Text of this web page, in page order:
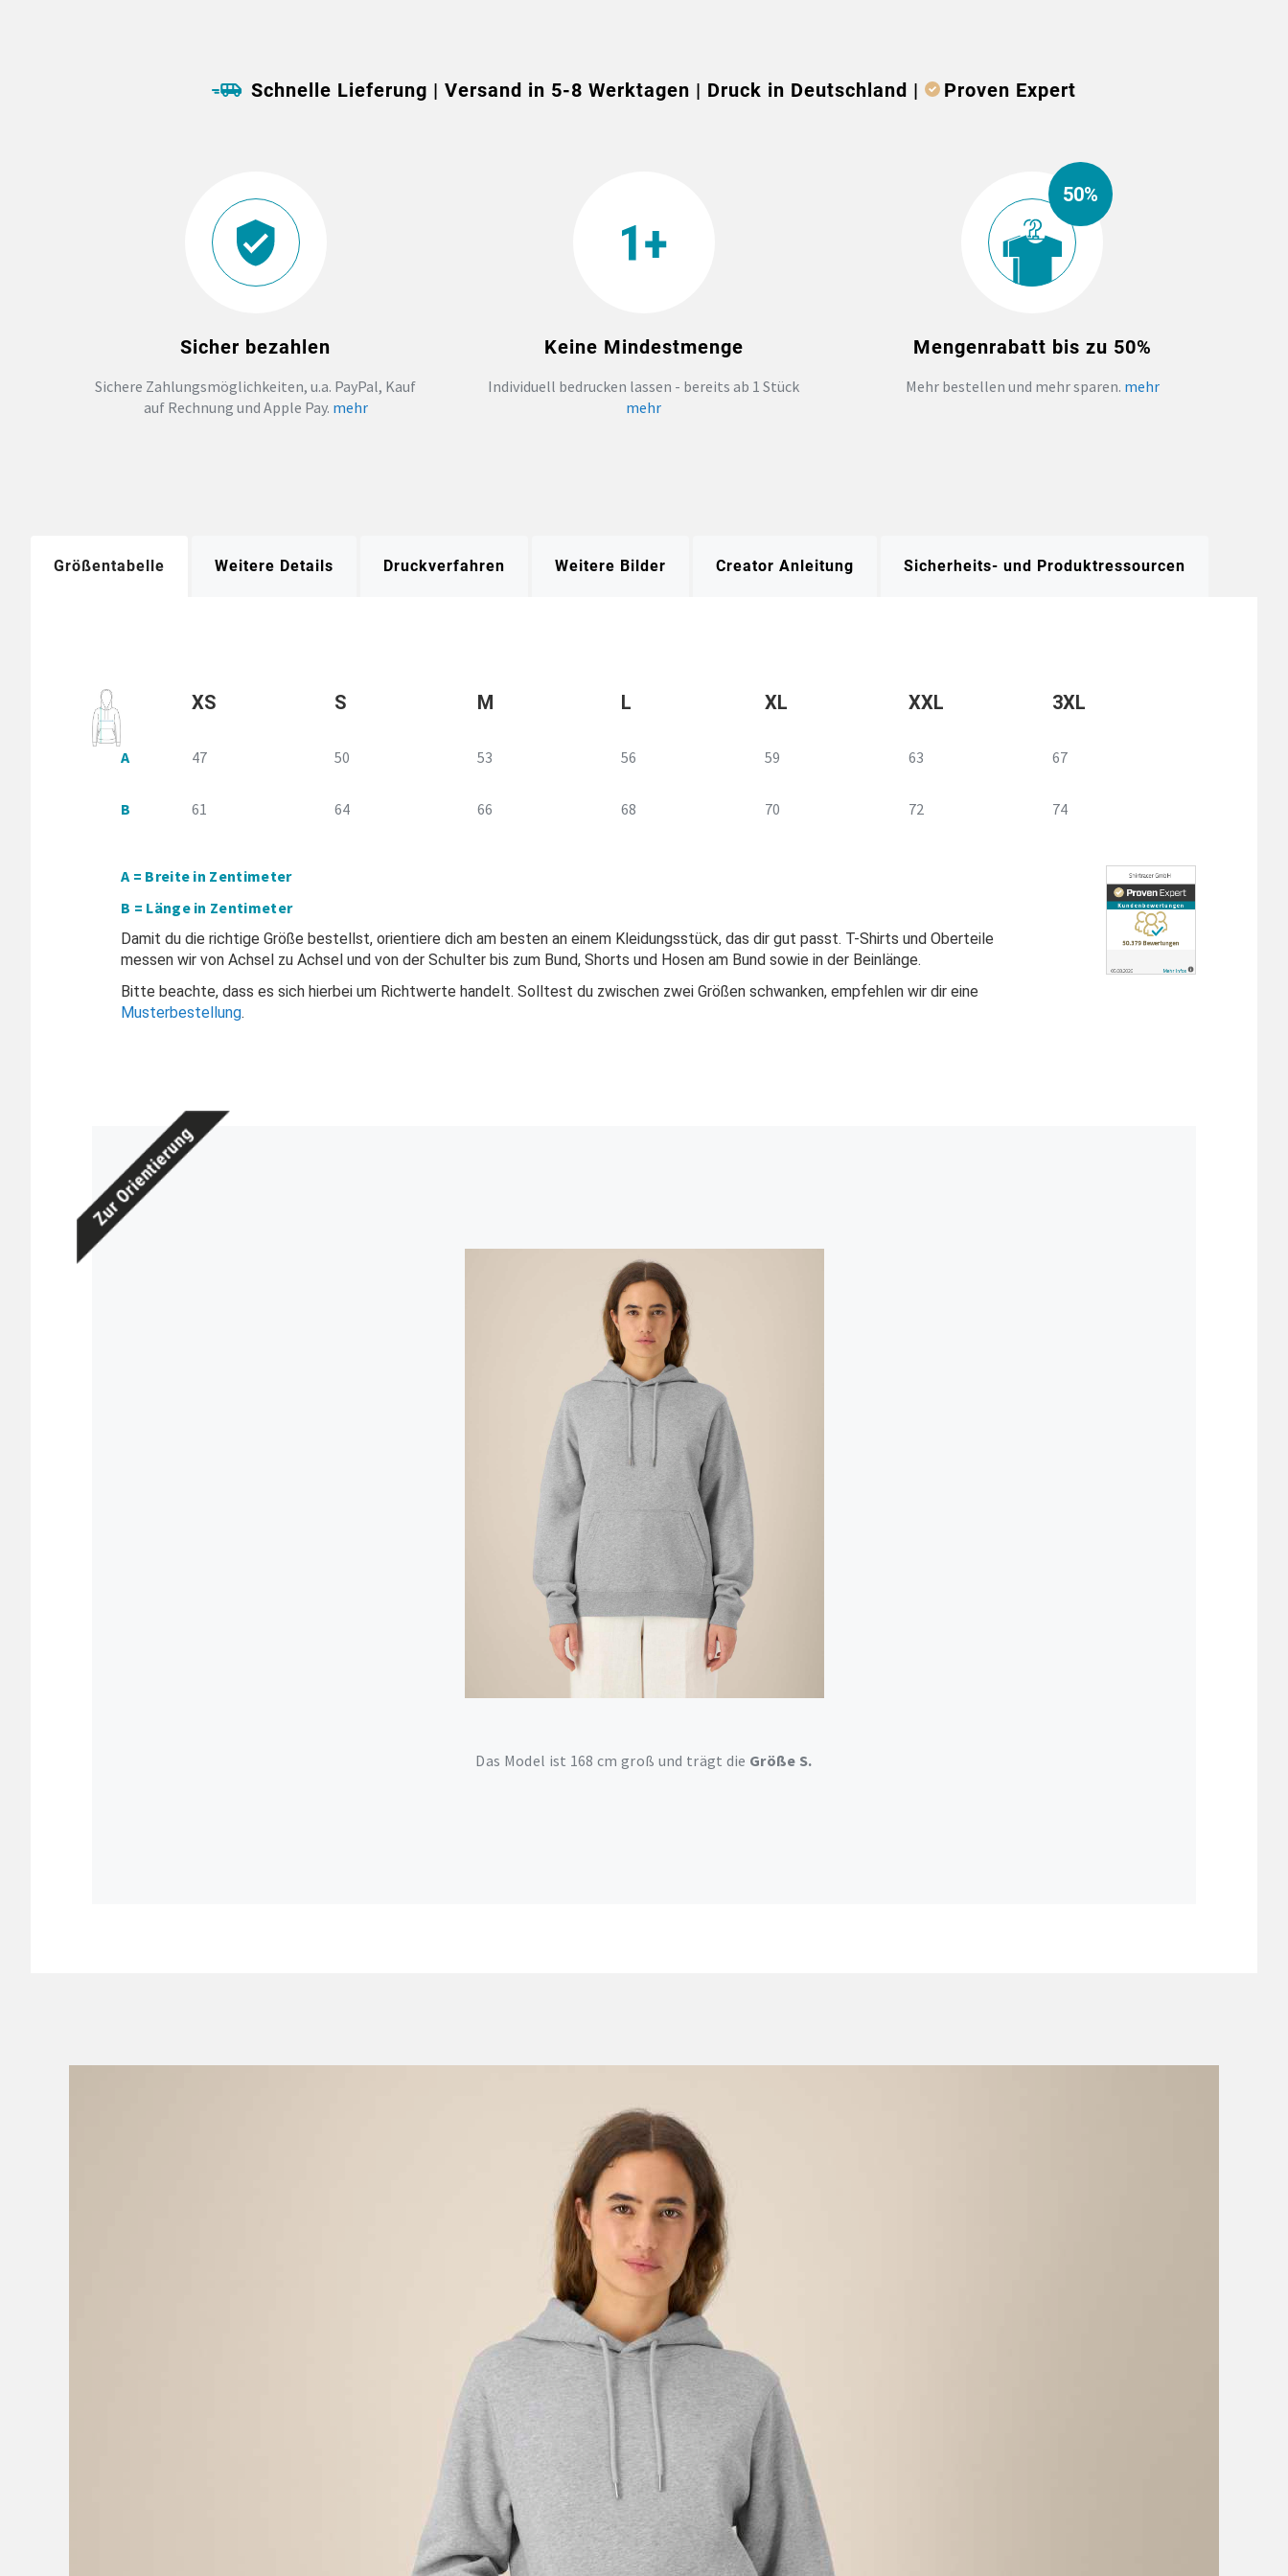
Schnelle Lieferung | Versand in 5-8 Werktagen | Druck in Deutschland | Proven Expert
Sicher bezahlen
Sichere Zahlungsmöglichkeiten, u.a. PayPal, Kauf
auf Rechnung und Apple Pay. mehr
Keine Mindestmenge
Individuell bedrucken lassen - bereits ab 1 Stück
mehr
50%
Mengenrabatt bis zu 50%
Mehr bestellen und mehr sparen. mehr
Größentabelle Weitere Details Druckverfahren Weitere Bilder Creator Anleitung Sicherheits- und Produktressourcen
XS S M L XL XXL 3XL
A 47 50 53 56 59 63 67
B 61 64 66 68 70 72 74
A = Breite in Zentimeter
B = Länge in Zentimeter
Damit du die richtige Größe bestellst, orientiere dich am besten an einem Kleidungsstück, das dir gut passt. T-Shirts und Oberteile
messen wir von Achsel zu Achsel und von der Schulter bis zum Bund, Shorts und Hosen am Bund sowie in der Beinlänge.
Bitte beachte, dass es sich hierbei um Richtwerte handelt. Solltest du zwischen zwei Größen schwanken, empfehlen wir dir eine
Musterbestellung.
Das Model ist 168 cm groß und trägt die Größe S.